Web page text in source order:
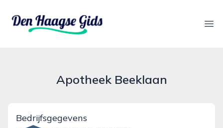
denhaagsegids.nl
Apotheek Beeklaan
Bedrijfsgegevens